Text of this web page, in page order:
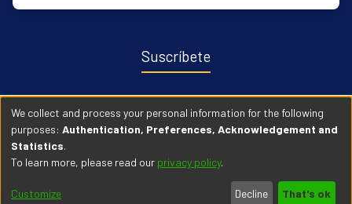
Suscríbete
Recibe notificaciones sobre nuevas publicaciones y eventos
relacionados con el repositorio. ingresa Aqui →
We collect and process your personal information for the following
purposes: Authentication, Preferences, Acknowledgement and
Statistics.
To learn more, please read our privacy policy.
Customize Decline That's ok